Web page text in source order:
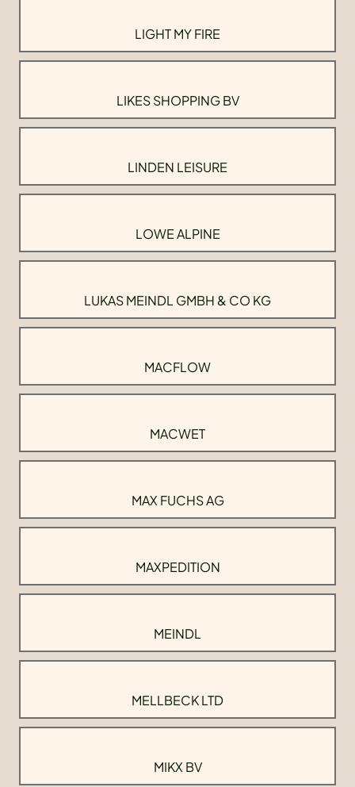
LIGHT MY FIRE
LIKES SHOPPING BV
LINDEN LEISURE
LOWE ALPINE
LUKAS MEINDL GMBH & CO KG
MACFLOW
MACWET
MAX FUCHS AG
MAXPEDITION
MEINDL
MELLBECK LTD
MIKX BV